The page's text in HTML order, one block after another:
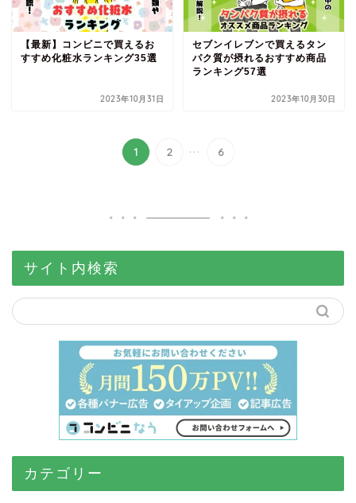
【最新】コンビニで買えるお
すすめ化粧水ランキング35選
2023年10月31日
セブンイレブンで買えるタン
パク質が摂れるおすすめ商品
ランキング57選
2023年10月30日
1 2 ... 6
サイト内検索
カテゴリー